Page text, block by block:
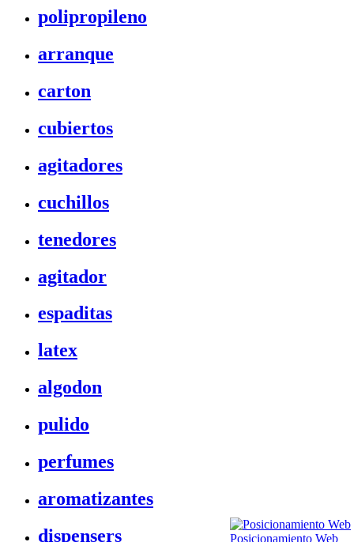
polipropileno
arranque
carton
cubiertos
agitadores
cuchillos
tenedores
agitador
espaditas
latex
algodon
pulido
perfumes
aromatizantes
dispensers
Posicionamiento Web